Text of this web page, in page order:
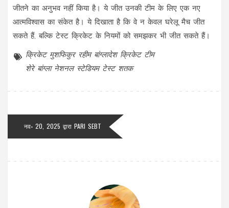
जीतने का अनुभव नहीं किया है। ये जीत उनकी टीम के लिए एक नए
आत्मविश्वास का संकेत है। ये दिखाता है कि वे न केवल घरेलू मैच जीत
सकते हैं, बल्कि टेस्ट क्रिकेट के नियमों को समझकर भी जीत सकते हैं।
क्रिकेट मुशफिकुर रहीम बांग्लादेश क्रिकेट टीम
शेरे बांग्ला नेशनल स्टेडियम टेस्ट शतक
नव॰ 20, 2025 द्वारा PARI SEBT